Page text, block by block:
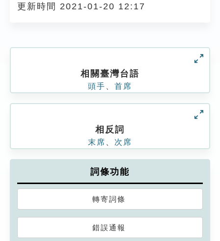
更新時間 2021-01-20 12:17
相關臺灣台語
頭手 首席
相反詞
末席 次席
詞條功能
轉寄詞條
錯誤通報